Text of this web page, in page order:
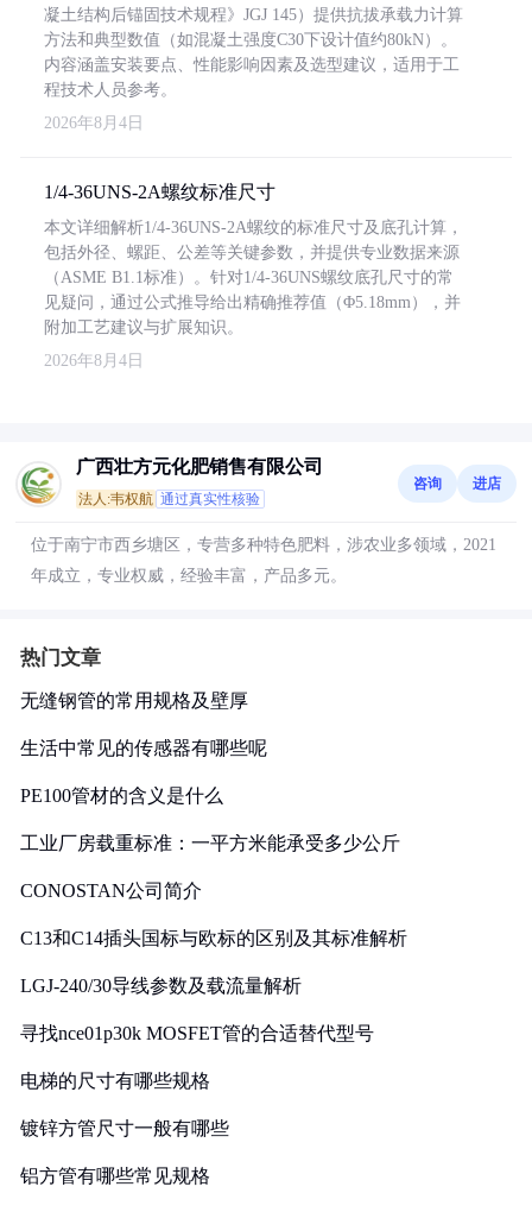
凝土结构后锚固技术规程》JGJ 145）提供抗拔承载力计算
方法和典型数值（如混凝土强度C30下设计值约80kN）。
内容涵盖安装要点、性能影响因素及选型建议，适用于工
程技术人员参考。
2026年8月4日
1/4-36UNS-2A螺纹标准尺寸
本文详细解析1/4-36UNS-2A螺纹的标准尺寸及底孔计算，
包括外径、螺距、公差等关键参数，并提供专业数据来源
（ASME B1.1标准）。针对1/4-36UNS螺纹底孔尺寸的常
见疑问，通过公式推导给出精确推荐值（Φ5.18mm），并
附加工艺建议与扩展知识。
2026年8月4日
广西壮方元化肥销售有限公司
法人:韦权航 通过真实性核验
咨询 进店
位于南宁市西乡塘区，专营多种特色肥料，涉农业多领域，2021
年成立，专业权威，经验丰富，产品多元。
热门文章
无缝钢管的常用规格及壁厚
生活中常见的传感器有哪些呢
PE100管材的含义是什么
工业厂房载重标准：一平方米能承受多少公斤
CONOSTAN公司简介
C13和C14插头国标与欧标的区别及其标准解析
LGJ-240/30导线参数及载流量解析
寻找nce01p30k MOSFET管的合适替代型号
电梯的尺寸有哪些规格
镀锌方管尺寸一般有哪些
铝方管有哪些常见规格